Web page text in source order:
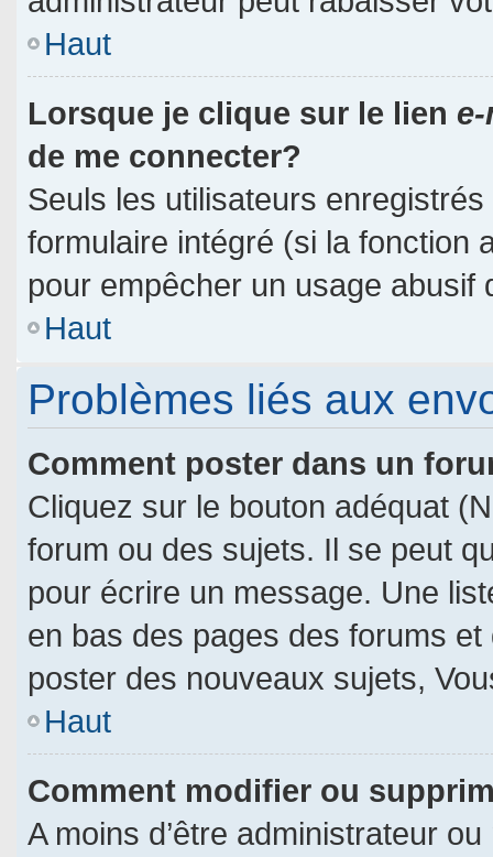
Haut
Lorsque je clique sur le lien
de me connecter?
Seuls les utilisateurs
formulaire intégré (si la fonction
pour empêcher un usage abusif
Haut
Problèmes liés aux
Comment poster dans un
Cliquez sur le bouton adéquat
forum ou des sujets. Il se peut
pour écrire un message. Une
en bas des pages des forums
poster des nouveaux sujets,
Haut
Comment modifier ou
A moins d’être administrateur